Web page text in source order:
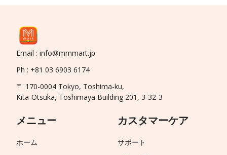
Email : info@mmmart.jp
Ph : +81 03 6903 6174
〒 170-0004 Tokyo, Toshima-ku,
Kita-Otsuka, Toshimaya Building 201, 3-32-3
メニュー
ホーム
カスタマーケア
サポート